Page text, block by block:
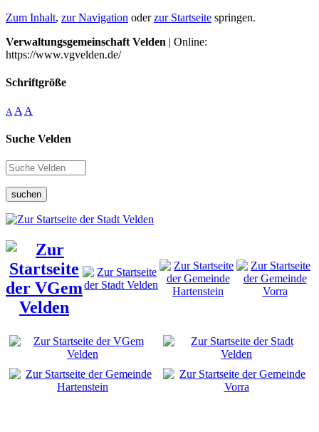
Zum Inhalt, zur Navigation oderzur Startseite springen.
Verwaltungsgemeinschaft Velden | Online:
https://www.vgvelden.de/
Schriftgröße
A A A
Suche Velden
suchen